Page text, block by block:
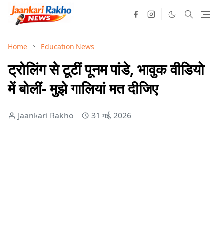
Home Education News
ट्रोलिंग से टूटीं पूनम पांडे, भावुक वीडियो
में बोलीं- मुझे गालियां मत दीजिए
Jaankari Rakho 31 मई, 2026